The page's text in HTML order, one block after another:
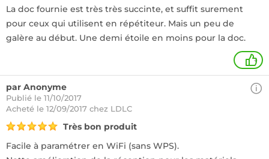
La doc fournie est très très succinte, et suffit surement
pour ceux qui utilisent en répétiteur. Mais un peu de
galère au début. Une demi étoile en moins pour la doc.
+
par Anonyme
Publié le 11/10/2017
Acheté le 12/09/2017 chez LDLC
Très bon produit
Facile à paramétrer en WiFi (sans WPS).